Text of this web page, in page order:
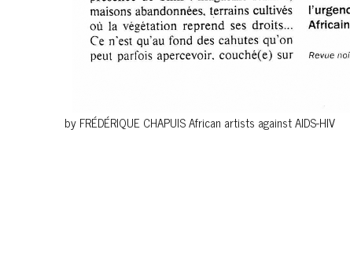
by FRÉDÉRIQUE CHAPUIS African artists against AIDS-HIV